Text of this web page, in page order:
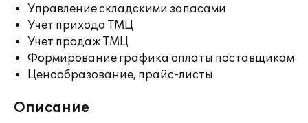
Управление складскими запасами
Учет прихода ТМЦ
Учет продаж ТМЦ
Формирование графика оплаты поставщикам
Ценообразование, прайс-листы
Описание